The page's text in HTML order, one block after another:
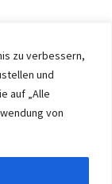
zu verbessern,
und
auf „Alle
von
the ERUON